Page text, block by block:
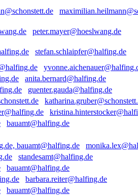
peter.mayer@hoeslwang.de
stefan.schlaipfer@halfing.de
anita.bernard@halfing.de
guenter.gauda@halfing.de
bauamt@halfing.de
standesamt@halfing.de
bauamt@halfing.de
barbara.reiter@halfing.de
bauamt@halfing.de